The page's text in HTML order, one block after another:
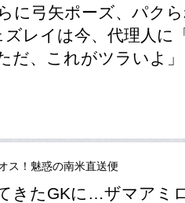
に弓矢ポーズ、パク
ズレイは今、代理人に
だ、これがツラいよ」
ス！魅惑の南米直送便
きたGKに…ザマアミ